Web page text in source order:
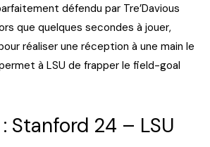
défendu par Tre’Davious
que quelques secondes à jouer,
réaliser une réception à une main le
à LSU de frapper le field-goal
Stanford 24 – LSU